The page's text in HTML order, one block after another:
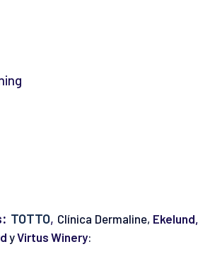
TOTTO, Clínica Dermaline,
yVirtus Winery: